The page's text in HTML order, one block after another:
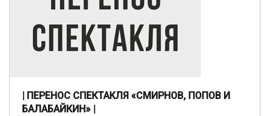
| ПЕРЕНОС СПЕКТАКЛЯ «СМИРНОВ, ПОПОВ И
БАЛАБАЙКИН» |